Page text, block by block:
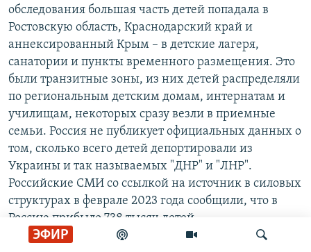
ЭФИР
обследования большая часть детей попадала в
Ростовскую область, Краснодарский край и
аннексированный Крым – в детские лагеря,
санатории и пункты временного размещения. Это
были транзитные зоны, из них детей распределяли
по региональным детским домам, интернатам и
училищам, некоторых сразу везли в приемные
семьи. Россия не публикует официальных данных о
том, сколько всего детей депортировали из
Украины и так называемых "ДНР" и "ЛНР".
Российские СМИ со ссылкой на источник в силовых
структурах в феврале 2023 года сообщили, что в
Россию прибыло 738 тысяч детей.